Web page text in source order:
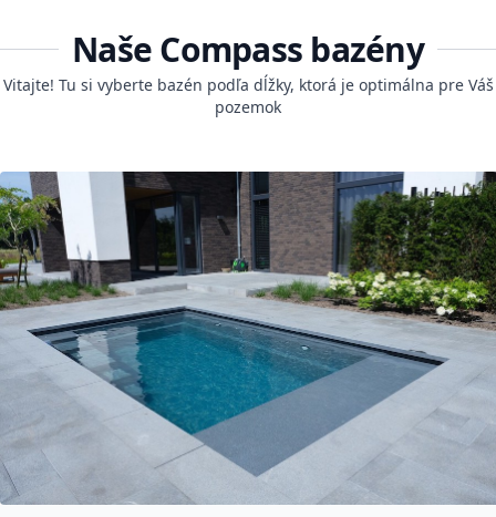
Naše Compass bazény
Vitajte! Tu si vyberte bazén podľa dĺžky, ktorá je optimálna pre Váš
pozemok